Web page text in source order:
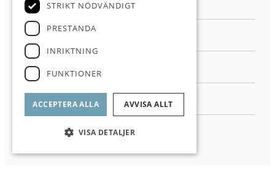
STRIKT NÖDVÄNDIGT
PRESTANDA
INRIKTNING
FUNKTIONER
ACCEPTERA ALLA AVVISA ALLT
VISA DETALJER